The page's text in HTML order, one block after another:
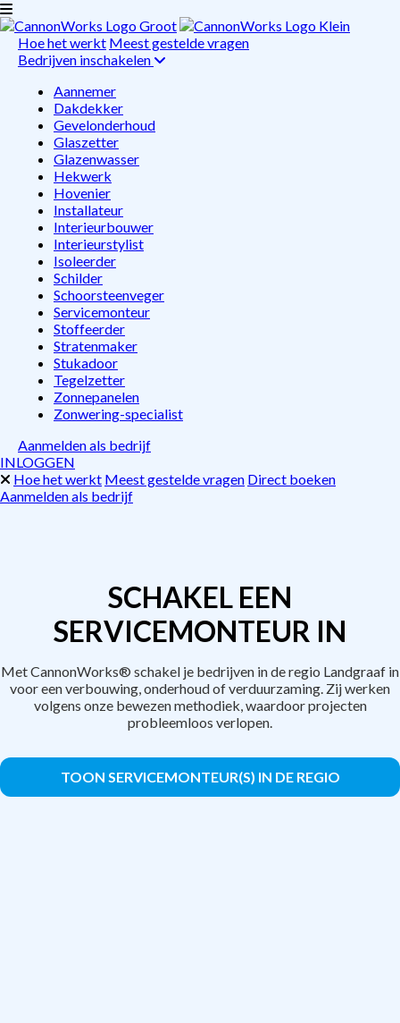
Hoe het werkt Meest gestelde vragen
Bedrijven inschakelen
Aannemer
Dakdekker
Gevelonderhoud
Glaszetter
Glazenwasser
Hekwerk
Hovenier
Installateur
Interieurbouwer
Interieurstylist
Isoleerder
Schilder
Schoorsteenveger
Servicemonteur
Stoffeerder
Stratenmaker
Stukadoor
Tegelzetter
Zonnepanelen
Zonwering-specialist
Aanmelden als bedrijf
INLOGGEN
Hoe het werkt Meest gestelde vragen Direct boeken
Aanmelden als bedrijf
SCHAKEL EEN
SERVICEMONTEUR IN
Met CannonWorks® schakel je bedrijven in de regio Landgraaf in
voor een verbouwing, onderhoud of verduurzaming. Zij werken
volgens onze bewezen methodiek, waardoor projecten
probleemloos verlopen.
TOON SERVICEMONTEUR(S) IN DE REGIO